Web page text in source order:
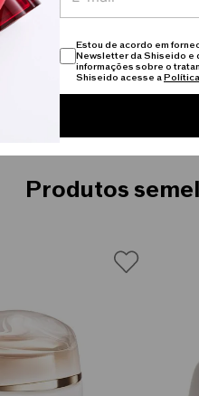
Estou de acordo em
Newsletter da Shiseido e
informações sobre o
Shiseido acesse a
de ácido
as moléculas de ácido
Produtos